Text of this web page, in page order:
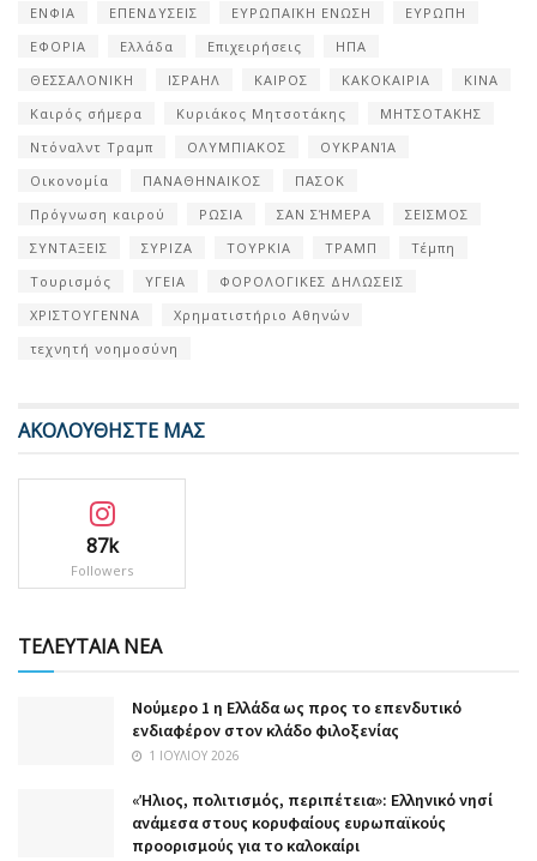
ΕΝΦΙΑ
ΕΠΕΝΔΥΣΕΙΣ ΕΥΡΩΠΑΪΚΗ ΕΝΩΣΗ
ΕΥΡΩΠΗ
ΕΦΟΡΙΑ
Ελλάδα Επιχειρήσεις
ΗΠΑ
ΘΕΣΣΑΛΟΝΙΚΗ
ΙΣΡΑΗΛ ΚΑΙΡΟΣ ΚΑΚΟΚΑΙΡΙΑ
ΚΙΝΑ
Καιρός σήμερα
Κυριάκος Μητσοτάκης
ΜΗΤΣΟΤΑΚΗΣ
Ντόναλντ Τραμπ
ΟΛΥΜΠΙΑΚΟΣ
ΟΥΚΡΑΝΊΑ
Οικονομία
ΠΑΝΑΘΗΝΑΙΚΟΣ
ΠΑΣΟΚ
Πρόγνωση καιρού
ΡΩΣΙΑ ΣΑΝ ΣΉΜΕΡΑ
ΣΕΙΣΜΟΣ
ΣΥΝΤΑΞΕΙΣ
ΣΥΡΙΖΑ ΤΟΥΡΚΙΑ ΤΡΑΜΠ
Τέμπη
Τουρισμός
ΥΓΕΙΑ
ΦΟΡΟΛΟΓΙΚΕΣ ΔΗΛΩΣΕΙΣ
ΧΡΙΣΤΟΥΓΕΝΝΑ
Χρηματιστήριο Αθηνών
τεχνητή νοημοσύνη
ΑΚΟΛΟΥΘΗΣΤΕ ΜΑΣ
87k
Followers
ΤΕΛΕΥΤΑΙΑ ΝΕΑ
Nούμερο 1 η Ελλάδα ως προς το επενδυτικό
ενδιαφέρον στον κλάδο φιλοξενίας
1 ΙΟΥΛΊΟΥ 2026
«Ήλιος, πολιτισμός, περιπέτεια»: Ελληνικό νησί
ανάμεσα στους κορυφαίους ευρωπαϊκούς
προορισμούς για το καλοκαίρι